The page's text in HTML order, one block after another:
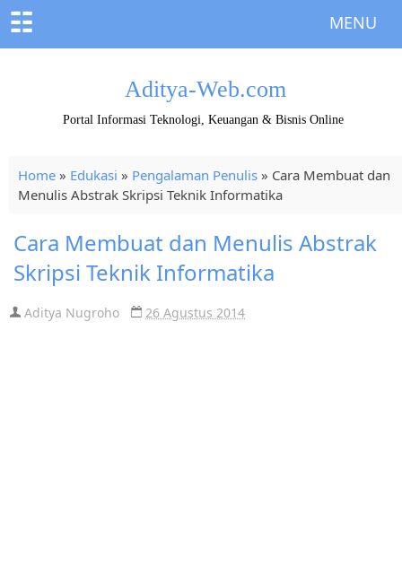
☷ MENU
Aditya-Web.com
Portal Informasi Teknologi, Keuangan & Bisnis Online
Home » Edukasi » Pengalaman Penulis » Cara Membuat dan
Menulis Abstrak Skripsi Teknik Informatika
Cara Membuat dan Menulis Abstrak
Skripsi Teknik Informatika
Aditya Nugroho 26 Agustus 2014